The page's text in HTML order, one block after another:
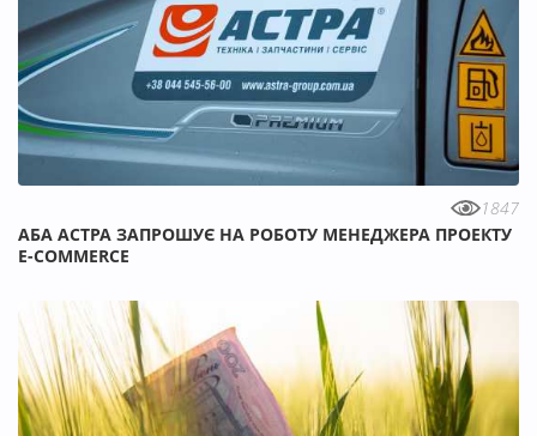
1847
АБА АСТРА ЗАПРОШУЄ НА РОБОТУ МЕНЕДЖЕРА ПРОЕКТУ
E-COMMERCE